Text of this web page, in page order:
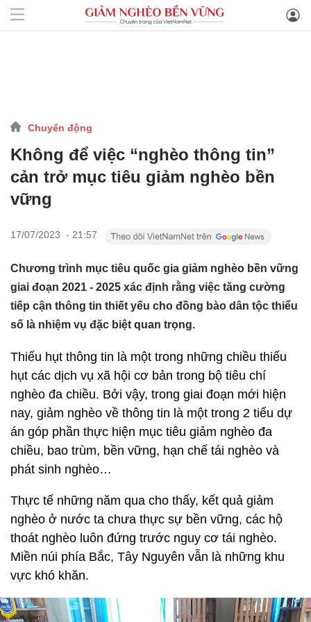
Chuyển động
Không để việc “nghèo thông tin”
cản trở mục tiêu giảm nghèo bền
vững
17/07/2023 - 21:57
Chương trình mục tiêu quốc gia giảm nghèo bền vững
giai đoạn 2021 - 2025 xác định rằng việc tăng cường
tiếp cận thông tin thiết yếu cho đồng bào dân tộc thiểu
số là nhiệm vụ đặc biệt quan trọng.
Thiếu hụt thông tin là một trong những chiều thiếu
hụt các dịch vụ xã hội cơ bản trong bộ tiêu chí
nghèo đa chiều. Bởi vậy, trong giai đoạn mới hiện
nay, giảm nghèo về thông tin là một trong 2 tiểu dự
án góp phần thực hiện mục tiêu giảm nghèo đa
chiều, bao trùm, bền vững, hạn chế tái nghèo và
phát sinh nghèo…
Thực tế những năm qua cho thấy, kết quả giảm
nghèo ở nước ta chưa thực sự bền vững, các hộ
thoát nghèo luôn đứng trước nguy cơ tái nghèo.
Miền núi phía Bắc, Tây Nguyên vẫn là những khu
vực khó khăn.